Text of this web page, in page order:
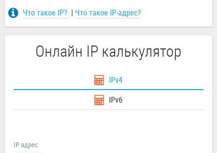
Что такое IP? | Что такое IP-адрес?
Онлайн IP калькулятор
IPv4
IPv6
IP адрес